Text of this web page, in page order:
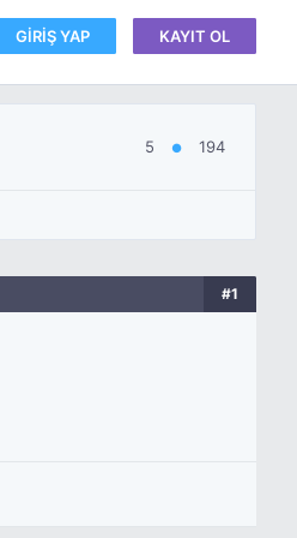
GIRIŞ YAP KAYIT OL
5 ● 194
#1